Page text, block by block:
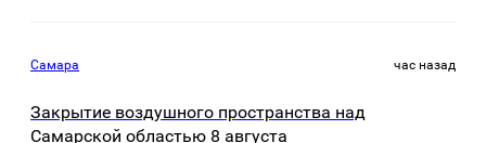
Самара час назад
Закрытие воздушного пространства над
Самарской областью 8 августа